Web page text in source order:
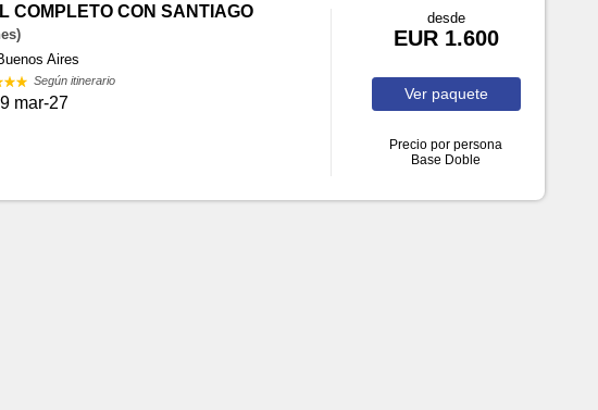
COMPLETO CON SANTIAGO
Aires
Según itinerario
mar-27
desde
EUR 1.600
Ver paquete
Precio por persona
Base Doble